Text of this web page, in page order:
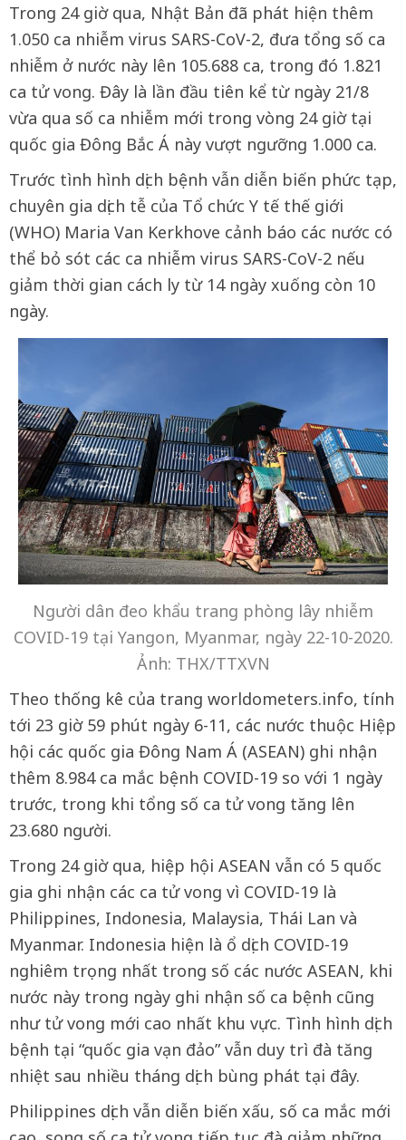
Trong 24 giờ qua, Nhật Bản đã phát hiện thêm
1.050 ca nhiễm virus SARS-CoV-2, đưa tổng số ca
nhiễm ở nước này lên 105.688 ca, trong đó 1.821
ca tử vong. Đây là lần đầu tiên kể từ ngày 21/8
vừa qua số ca nhiễm mới trong vòng 24 giờ tại
quốc gia Đông Bắc Á này vượt ngưỡng 1.000 ca.
Trước tình hình dịch bệnh vẫn diễn biến phức tạp,
chuyên gia dịch tễ của Tổ chức Y tế thế giới
(WHO) Maria Van Kerkhove cảnh báo các nước có
thể bỏ sót các ca nhiễm virus SARS-CoV-2 nếu
giảm thời gian cách ly từ 14 ngày xuống còn 10
ngày.
Người dân đeo khẩu trang phòng lây nhiễm
COVID-19 tại Yangon, Myanmar, ngày 22-10-2020.
Ảnh: THX/TTXVN
Theo thống kê của trang worldometers.info, tính
tới 23 giờ 59 phút ngày 6-11, các nước thuộc Hiệp
hội các quốc gia Đông Nam Á (ASEAN) ghi nhận
thêm 8.984 ca mắc bệnh COVID-19 so với 1 ngày
trước, trong khi tổng số ca tử vong tăng lên
23.680 người.
Trong 24 giờ qua, hiệp hội ASEAN vẫn có 5 quốc
gia ghi nhận các ca tử vong vì COVID-19 là
Philippines, Indonesia, Malaysia, Thái Lan và
Myanmar. Indonesia hiện là ổ dịch COVID-19
nghiêm trọng nhất trong số các nước ASEAN, khi
nước này trong ngày ghi nhận số ca bệnh cũng
như tử vong mới cao nhất khu vực. Tình hình dịch
bệnh tại “quốc gia vạn đảo” vẫn duy trì đà tăng
nhiệt sau nhiều tháng dịch bùng phát tại đây.
Philippines dịch vẫn diễn biến xấu, số ca mắc mới